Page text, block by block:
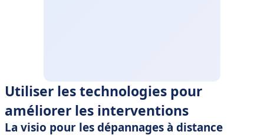
Utiliser les technologies pour
améliorer les interventions
La visio pour les dépannages à distance